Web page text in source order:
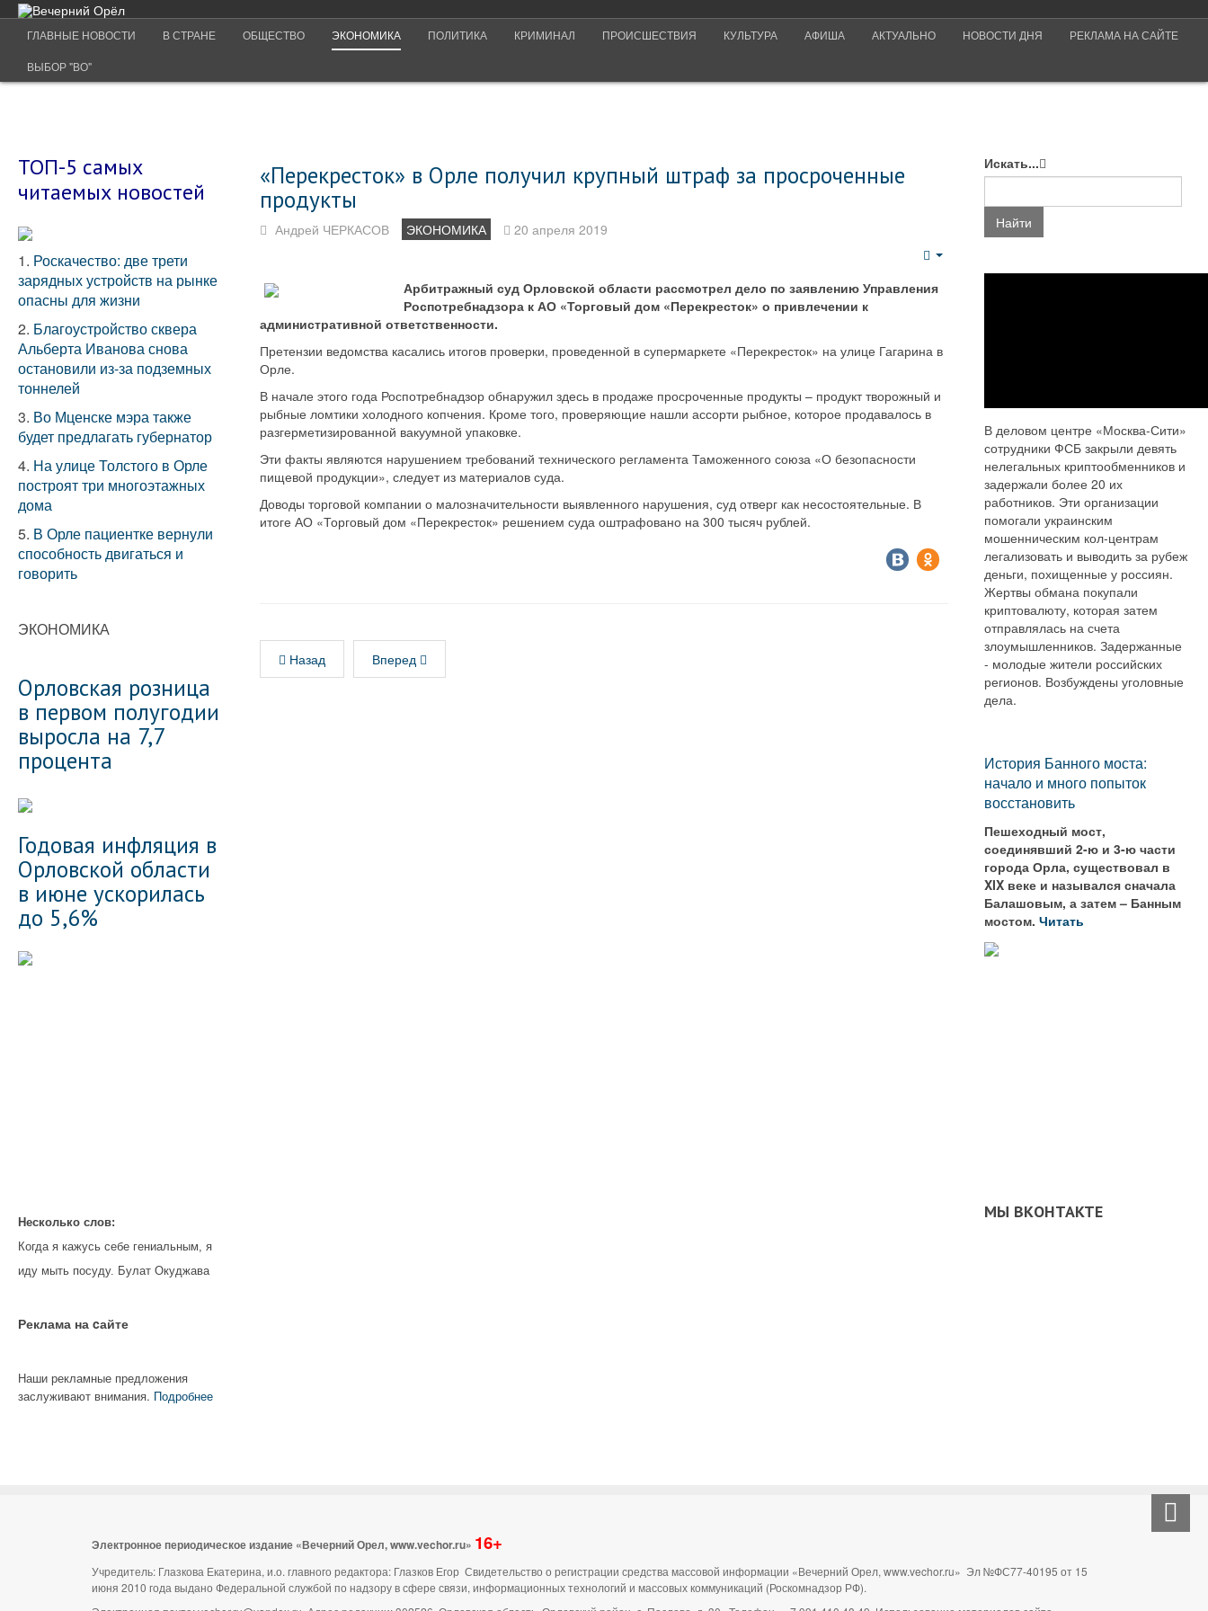
ГЛАВНЫЕ НОВОСТИ В СТРАНЕ ОБЩЕСТВО ЭКОНОМИКА ПОЛИТИКА КРИМИНАЛ ПРОИСШЕСТВИЯ КУЛЬТУРА АФИША АКТУАЛЬНО НОВОСТИ ДНЯ РЕКЛАМА НА САЙТЕ
ВЫБОР "ВО"
«Перекресток» в Орле получил крупный штраф за просроченные
продукты
Андрей ЧЕРКАСОВ ЭКОНОМИКА 20 апреля 2019
Арбитражный суд Орловской области рассмотрел дело по заявлению Управления
Роспотребнадзора к АО «Торговый дом «Перекресток» о привлечении к
административной ответственности.
Претензии ведомства касались итогов проверки, проведенной в супермаркете «Перекресток» на улице Гагарина в
Орле.
В начале этого года Роспотребнадзор обнаружил здесь в продаже просроченные продукты – продукт творожный и
рыбные ломтики холодного копчения. Кроме того, проверяющие нашли ассорти рыбное, которое продавалось в
разгерметизированной вакуумной упаковке.
Эти факты являются нарушением требований технического регламента Таможенного союза «О безопасности
пищевой продукции», следует из материалов суда.
Доводы торговой компании о малозначительности выявленного нарушения, суд отверг как несостоятельные. В
итоге АО «Торговый дом «Перекресток» решением суда оштрафовано на 300 тысяч рублей.
Назад Вперед
ТОП-5 самых
читаемых новостей
1. Роскачество: две трети
зарядных устройств на рынке
опасны для жизни
2. Благоустройство сквера
Альберта Иванова снова
остановили из-за подземных
тоннелей
3. Во Мценске мэра также
будет предлагать губернатор
4. На улице Толстого в Орле
построят три многоэтажных
дома
5. В Орле пациентке вернули
способность двигаться и
говорить
ЭКОНОМИКА
Орловская розница
в первом полугодии
выросла на 7,7
процента
Годовая инфляция в
Орловской области
в июне ускорилась
до 5,6%
Несколько слов:
Когда я кажусь себе гениальным, я
иду мыть посуду. Булат Окуджава
Реклама на cайте
Наши рекламные предложения
заслуживают внимания. Подробнее
Искать...
Найти
В деловом центре «Москва-Сити»
сотрудники ФСБ закрыли девять
нелегальных криптообменников и
задержали более 20 их
работников. Эти организации
помогали украинским
мошенническим кол-центрам
легализовать и выводить за рубеж
деньги, похищенные у россиян.
Жертвы обмана покупали
криптовалюту, которая затем
отправлялась на счета
злоумышленников. Задержанные
- молодые жители российских
регионов. Возбуждены уголовные
дела.
История Банного моста:
начало и много попыток
восстановить
Пешеходный мост,
соединявший 2-ю и 3-ю части
города Орла, существовал в
XIX веке и назывался сначала
Балашовым, а затем – Банным
мостом.Читать
МЫ ВКОНТАКТЕ
Электронное периодическое издание «Вечерний Орел, www.vechor.ru» 16+
Учредитель: Глазкова Екатерина, и.о. главного редактора: Глазков Егор Свидетельство о регистрации средства массовой информации «Вечерний Орел, www.vechor.ru» Эл №ФС77-40195 от 15
июня 2010 года выдано Федеральной службой по надзору в сфере связи, информационных технологий и массовых коммуникаций (Роскомнадзор РФ).